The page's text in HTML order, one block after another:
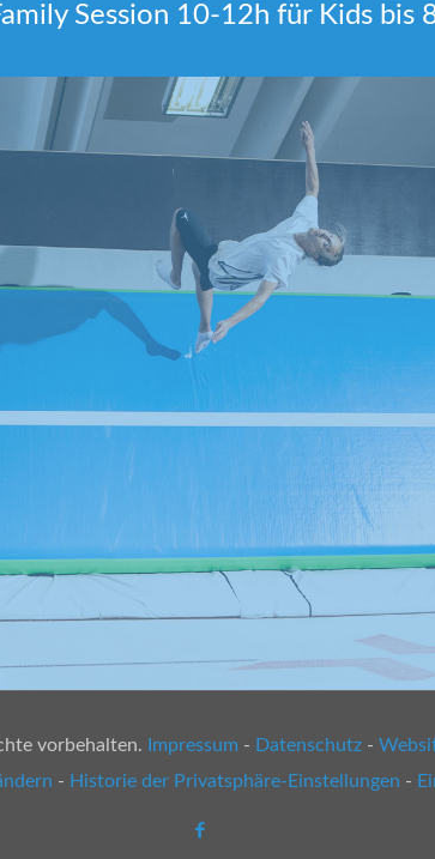
Session 10-12h für Kids bis
vorbehalten. Impressum - Datenschutz -
- Historie der Privatsphäre-Einstellungen -